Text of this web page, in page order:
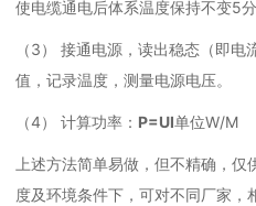
使电缆通电后体系温度保持不变5分
（3） 接通电源，读出稳态（即电
值，记录温度，测量电源电压。
（4） 计算功率： P=UI单位W/M
上述方法简单易做，但不精确，仅
度及环境条件下，可对不同厂家，